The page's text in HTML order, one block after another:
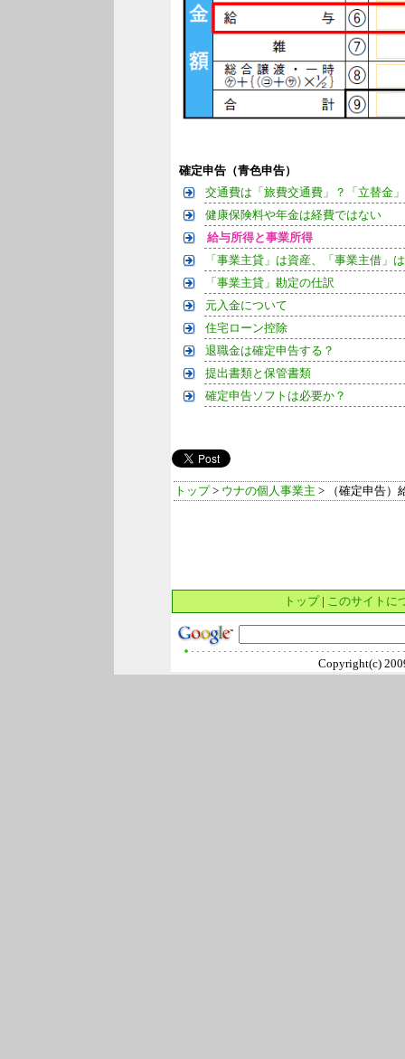
確定申告（青色申告）
交通費は「旅費交通費」？「立替金
健康保険料や年金は経費ではない
給与所得と事業所得
「事業主貸」は資産、「事業主借」
「事業主貸」勘定の仕訳
元入金について
住宅ローン控除
退職金は確定申告する？
提出書類と保管書類
確定申告ソフトは必要か？
トップ> ウナの個人事業主 > （確定申告）
トップ| このサイトに
Copyright(c)